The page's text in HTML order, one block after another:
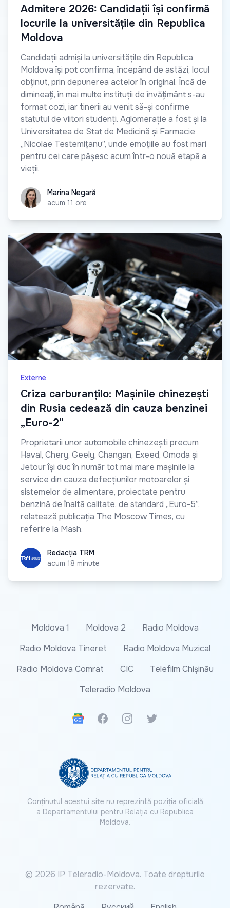
Admitere 2026: Candidații își confirmă
locurile la universitățile din Republica
Moldova
Candidații admiși la universitățile din Republica
Moldova își pot confirma, începând de astăzi, locul
obținut, prin depunerea actelor în original. Încă de
dimineață, în mai multe instituții de învățământ s-au
format cozi, iar tinerii au venit să-și confirme
statutul de viitori studenți. Aglomerație a fost și la
Universitatea de Stat de Medicină și Farmacie
„Nicolae Testemițanu”, unde emoțiile au fost mari
pentru cei care pășesc acum într-o nouă etapă a
vieții.
Marina Negară
Marina Negară
acum 11 ore
Externe
Criza carburanțilo: Mașinile chinezești
din Rusia cedează din cauza benzinei
„Euro-2”
Proprietarii unor automobile chinezești precum
Haval, Chery, Geely, Changan, Exeed, Omoda și
Jetour își duc în număr tot mai mare mașinile la
service din cauza defecțiunilor motoarelor și
sistemelor de alimentare, proiectate pentru
benzină de înaltă calitate, de standard „Euro-5”,
relatează publicația The Moscow Times, cu
referire la Mash.
Redacția TRM
Redacția TRM
acum 18 minute
Moldova 1 Moldova 2
Radio Moldova
Radio Moldova Tineret
Radio Moldova Muzical
Radio Moldova Comrat
CIC
Telefilm Chișinău
Teleradio Moldova
Google News
FacebookInstagramTwitter
Conținutul acestui site nu reprezintă poziția oficială
a Departamentului pentru Relația cu Republica
Moldova.
© 2026 IP Teleradio-Moldova. Toate drepturile
rezervate.